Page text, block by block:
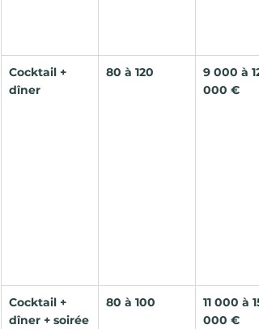
Cocktail +
dîner
80 à 120
9 000 à 12
000 €
Cocktail +
dîner + soirée
80 à 100
11 000 à 15
000 €